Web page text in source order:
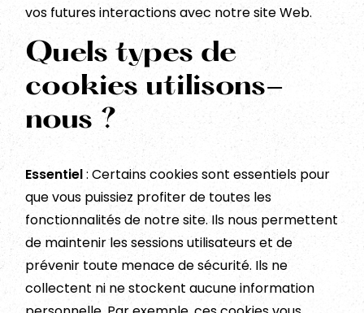
vos futures interactions avec notre site Web.
Quels types de
cookies utilisons-
nous ?
Essentiel: Certains cookies sont essentiels pour
que vous puissiez profiter de toutes les
fonctionnalités de notre site. Ils nous permettent
de maintenir les sessions utilisateurs et de
prévenir toute menace de sécurité. Ils ne
collectent ni ne stockent aucune information